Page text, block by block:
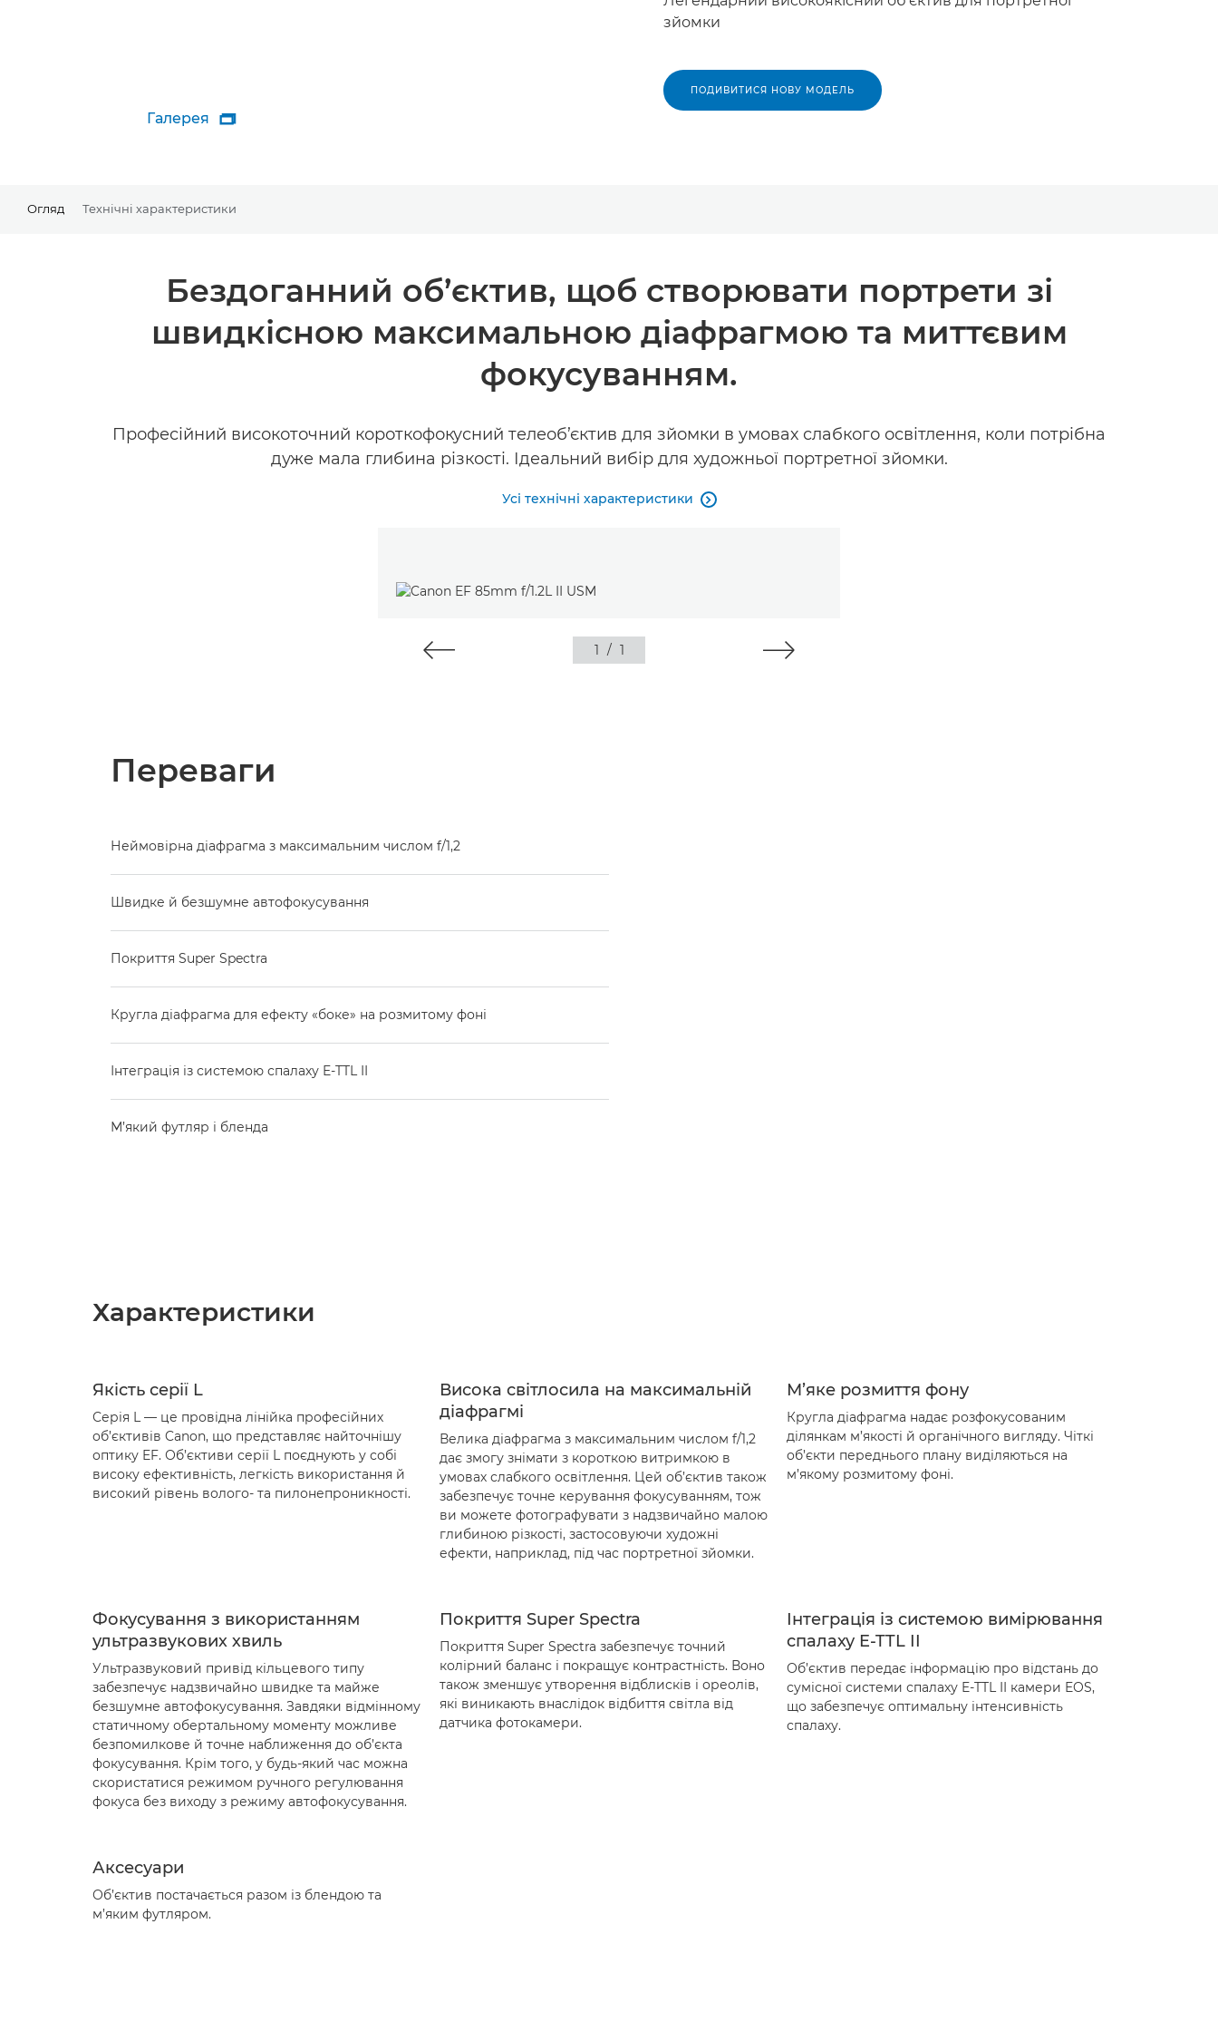
Галерея 
зйомки
ПОДИВИТИСЯ НОВУ МОДЕЛЬ
Огляд Технічні характеристики
Бездоганний об’єктив, щоб створювати портрети зі
швидкісною максимальною діафрагмою та миттєвим
фокусуванням.
Професійний високоточний короткофокусний телеоб’єктив для зйомки в умовах слабкого освітлення, коли потрібна
дуже мала глибина різкості. Ідеальний вибір для художньої портретної зйомки.
Усі технічні характеристики 
1 / 1
Переваги
Неймовірна діафрагма з максимальним числом f/1,2
Швидке й безшумне автофокусування
Покриття Super Spectra
Кругла діафрагма для ефекту «боке» на розмитому фоні
Інтеграція із системою спалаху E-TTL II
М’який футляр і бленда
Характеристики
Якість серії L
Серія L — це провідна лінійка професійних
об’єктивів Canon, що представляє найточнішу
оптику EF. Об’єктиви серії L поєднують у собі
високу ефективність, легкість використання й
високий рівень волого- та пилонепроникності.
Висока світлосила на максимальній
діафрагмі
Велика діафрагма з максимальним числом f/1,2
дає змогу знімати з короткою витримкою в
умовах слабкого освітлення. Цей об’єктив також
забезпечує точне керування фокусуванням, тож
ви можете фотографувати з надзвичайно малою
глибиною різкості, застосовуючи художні
ефекти, наприклад, під час портретної зйомки.
М’яке розмиття фону
Кругла діафрагма надає розфокусованим
ділянкам м’якості й органічного вигляду. Чіткі
об’єкти переднього плану виділяються на
м’якому розмитому фоні.
Фокусування з використанням
ультразвукових хвиль
Ультразвуковий привід кільцевого типу
забезпечує надзвичайно швидке та майже
безшумне автофокусування. Завдяки відмінному
статичному обертальному моменту можливе
безпомилкове й точне наближення до об’єкта
фокусування. Крім того, у будь-який час можна
скористатися режимом ручного регулювання
фокуса без виходу з режиму автофокусування.
Покриття Super Spectra
Покриття Super Spectra забезпечує точний
колірний баланс і покращує контрастність. Воно
також зменшує утворення відблисків і ореолів,
які виникають внаслідок відбиття світла від
датчика фотокамери.
Інтеграція із системою вимірювання
спалаху E-TTL II
Об’єктив передає інформацію про відстань до
сумісної системи спалаху E-TTL II камери EOS,
що забезпечує оптимальну інтенсивність
спалаху.
Аксесуари
Об’єктив постачається разом із блендою та
м’яким футляром.